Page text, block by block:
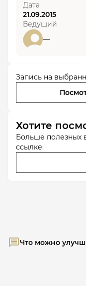
Дата
21.09.2015
Ведущий
—
Запись на
Хотите
Больше полезных
ссылке:
Что можно